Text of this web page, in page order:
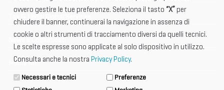
Tax & Legal Global Services
News e Comunicati
Media Kit
ovvero gestire le tue preferenze. Seleziona il tasto “X” per
chiudere il banner, continuerai la navigazione in assenza di
cookie o altri strumenti di tracciamento diversi da quelli tecnici.
Le scelte espresse sono applicate al solo dispositivo in utilizzo.
Consulta anche la nostra Privacy Policy.
Necessari e tecnici
Preferenze